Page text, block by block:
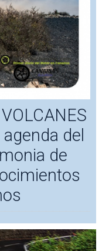
del
de